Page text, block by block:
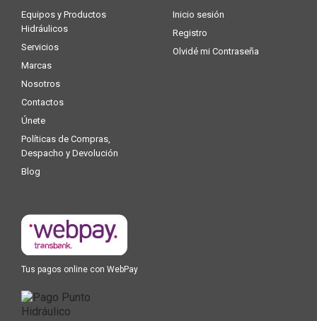
Equipos y Productos
Hidráulicos
Servicios
Marcas
Nosotros
Contactos
Únete
Políticas de Compras,
Despacho y Devolución
Blog
Inicio sesión
Registro
Olvidé mi Contraseña
Tus pagos online con WebPay